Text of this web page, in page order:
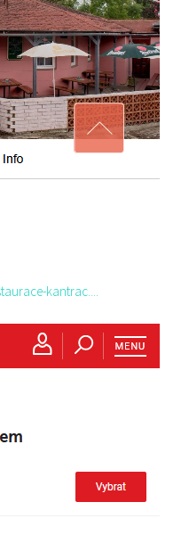
kantrac....